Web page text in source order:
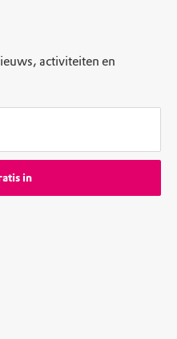
activiteiten en
in